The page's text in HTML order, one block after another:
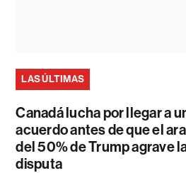
LAS ÚLTIMAS
Canadá lucha por llegar a
acuerdo antes de que el
del 50% de Trump agrave
disputa